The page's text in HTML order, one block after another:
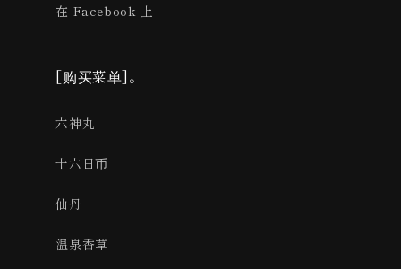
在 Facebook 上
[购买菜单]。
六神丸
十六日币
仙丹
温泉香草